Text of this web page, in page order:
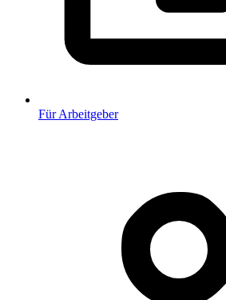
Für Arbeitgeber